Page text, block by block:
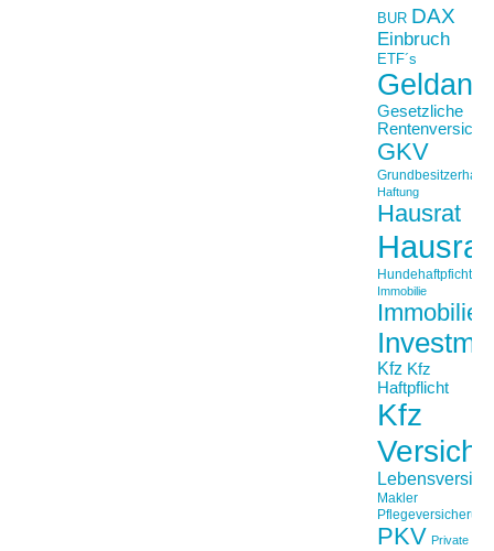
BUR DAX
Einbruch
ETF´s
Gesetzliche
GKV
Haftung
Hausrat
Hundehaftpficht
Immobilie
Kfz Kfz
Haftpflicht
Kfz
Makler
Pflegeversicherung
PKV Private